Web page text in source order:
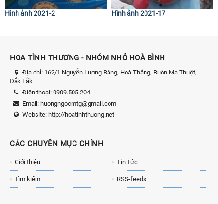
Hình ảnh 2021-2 Hình ảnh 2021-17
HOA TÌNH THƯƠNG - NHÓM NHỎ HOÀ BÌNH
Địa chỉ: 162/1 Nguyễn Lương Bằng, Hoà Thắng, Buôn Ma Thuột,
Đắk Lắk
Điện thoại: 0909.505.204
Email: huongngocmtg@gmail.com
Website: http://hoatinhthuong.net
CÁC CHUYÊN MỤC CHÍNH
Giới thiệu Tin Tức
Tìm kiếm RSS-feeds